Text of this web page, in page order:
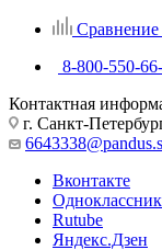
Сравнение
8-800-550-
Контактная
г. Санкт-
Вконтакте
Rutube
Яндекс.Дзен